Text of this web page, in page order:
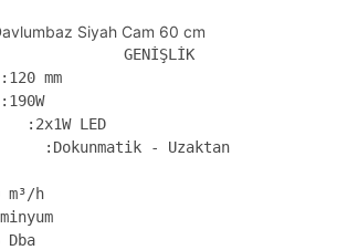
Siyah Cam 60 cm
GENİŞLİK
mm
:2x1W LED
:Dokunmatik - Uzaktan
m³/h
Dba